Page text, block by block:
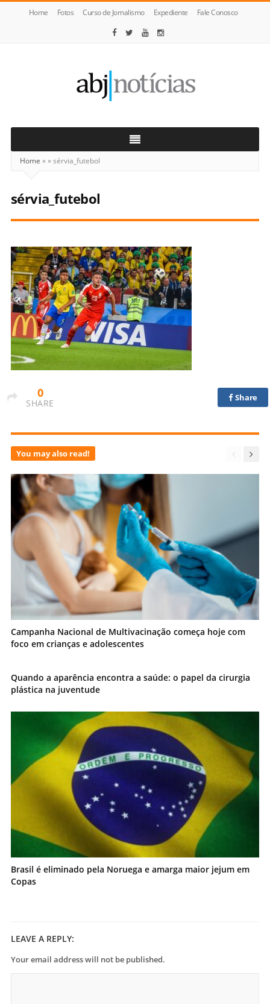
Home Fotos Curso de Jornalismo Expediente Fale Conosco
Notícias
Home »»sérvia_futebol
sérvia_futebol
0
SHARE
Share
You may also read!
Campanha Nacional de Multivacinação começa hoje com
foco em crianças e adolescentes
Quando a aparência encontra a saúde: o papel da cirurgia
plástica na juventude
Brasil é eliminado pela Noruega e amarga maior jejum em
Copas
LEAVE A REPLY:
Your email address will not be published.